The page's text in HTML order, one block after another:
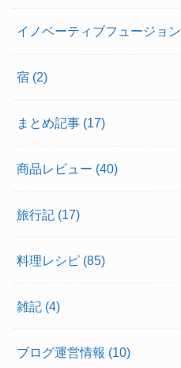
イノベーティブフュージョン
宿 (2)
まとめ記事 (17)
商品レビュー (40)
旅行記 (17)
料理レシピ (85)
雑記 (4)
ブログ運営情報 (10)